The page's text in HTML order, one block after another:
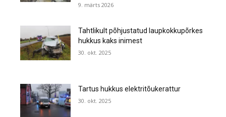
9. märts 2026
Tahtlikult põhjustatud laupkokkupõrkes
hukkus kaks inimest
30. okt. 2025
Tartus hukkus elektritõukerattur
30. okt. 2025